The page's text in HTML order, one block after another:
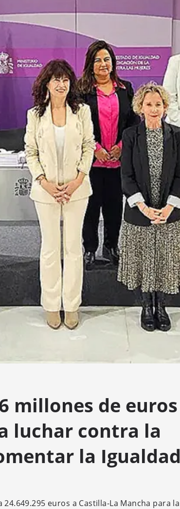
millones de
luchar contra la
la
euros a Castilla-La Mancha para